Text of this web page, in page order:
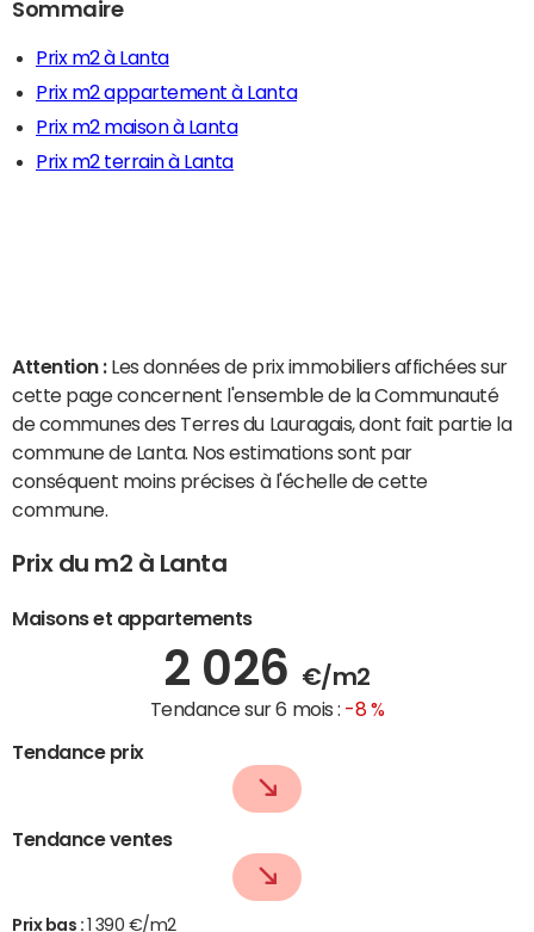
Sommaire
Prix m2 à Lanta
Prix m2 appartement à Lanta
Prix m2 maison à Lanta
Prix m2 terrain à Lanta
Attention : Les données de prix immobiliers affichées sur
cette page concernent l'ensemble de la Communauté
de communes des Terres du Lauragais, dont fait partie la
commune de Lanta. Nos estimations sont par
conséquent moins précises à l'échelle de cette
commune.
Prix du m2 à Lanta
Maisons et appartements
2 026 €/m2
Tendance sur 6 mois : -8 %
Tendance prix
Tendance ventes
Prix bas :
1 390 €/m2